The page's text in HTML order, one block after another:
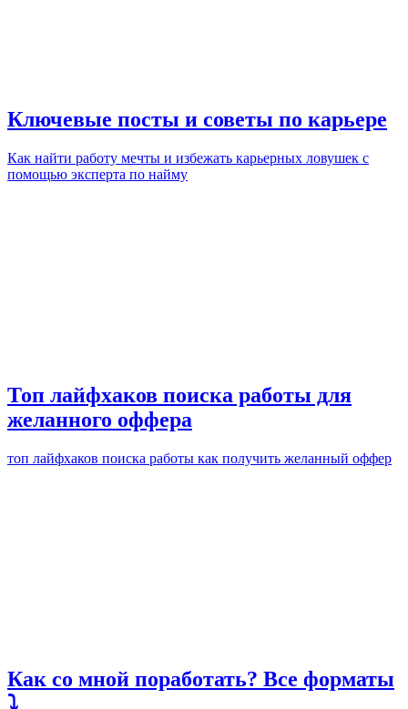
Ключевые посты и советы по карьере
Как найти работу мечты и избежать карьерных ловушек с
помощью эксперта по найму
Топ лайфхаков поиска работы для
желанного оффера
топ лайфхаков поиска работы как получить желанный оффер
Как со мной поработать? Все форматы
⤵️